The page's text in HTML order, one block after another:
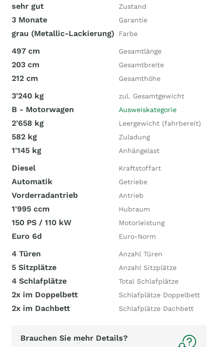
sehr gut Zustand
3 Monate Garantie
grau (Metallic-Lackierung) Farbe
497 cm Gesamtlänge
203 cm Gesamtbreite
212 cm Gesamthöhe
3'240 kg zul. Gesamtgewicht
B - Motorwagen Ausweiskategorie
2'658 kg Leergewicht (fahrbereit)
582 kg Zuladung
1'145 kg Anhängelast
Diesel Kraftstoffart
Automatik Getriebe
Vorderradantrieb Antrieb
1'995 ccm Hubraum
150 PS / 110 kW Motorleistung
Euro 6d Euro-Norm
4 Türen Anzahl Türen
5 Sitzplätze Anzahl Sitzplätze
4 Schlafplätze Total Schlafplätze
2x im Doppelbett Schlafplätze Doppelbett
2x im Dachbett Schlafplätze Dachbett
Brauchen Sie mehr Details?